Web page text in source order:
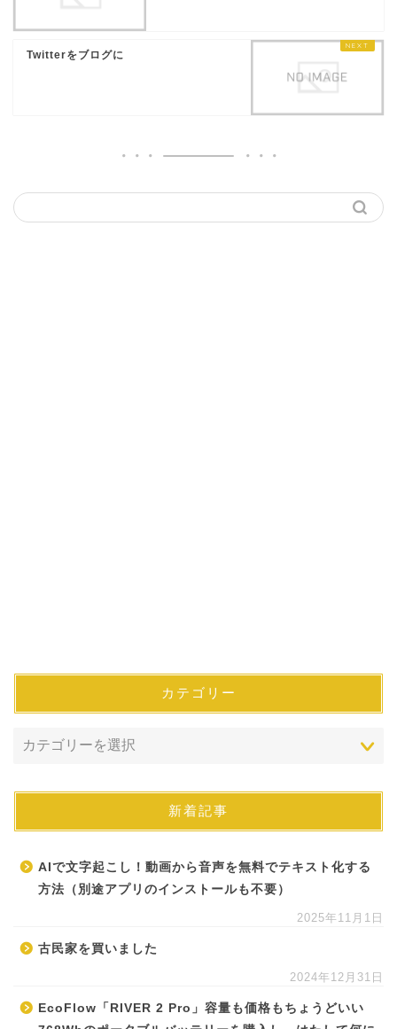
Twitterをブログに
カテゴリー
新着記事
AIで文字起こし！動画から音声を無料でテキスト化する
方法（別途アプリのインストールも不要）
2025年11月1日
古民家を買いました
2024年12月31日
EcoFlow「RIVER 2 Pro」容量も価格もちょうどいい